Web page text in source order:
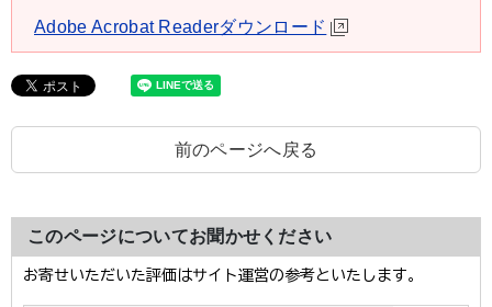
Adobe Acrobat Readerダウンロード
前のページへ戻る
このページについてお聞かせください